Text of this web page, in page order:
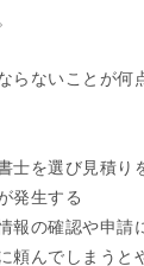
らないことが何
士を選び見積り
発生する
報の確認や申請
頼んでしまうと